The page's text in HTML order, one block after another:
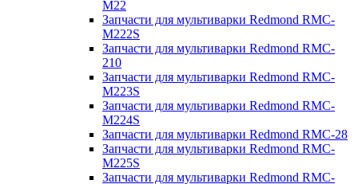
M22
Запчасти для мультиварки Redmond RMC-
M222S
Запчасти для мультиварки Redmond RMC-
210
Запчасти для мультиварки Redmond RMC-
M223S
Запчасти для мультиварки Redmond RMC-
M224S
Запчасти для мультиварки Redmond RMC-28
Запчасти для мультиварки Redmond RMC-
M225S
Запчасти для мультиварки Redmond RMC-